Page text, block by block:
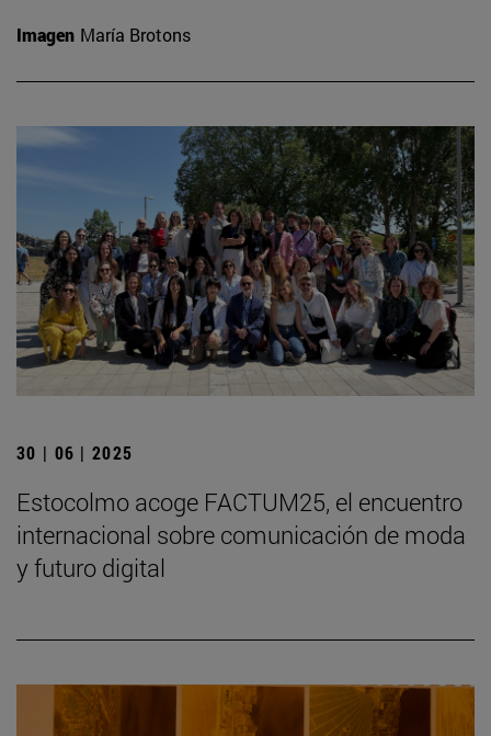
Imagen María Brotons
30 | 06 | 2025
Estocolmo acoge FACTUM25, el encuentro
internacional sobre comunicación de moda
y futuro digital